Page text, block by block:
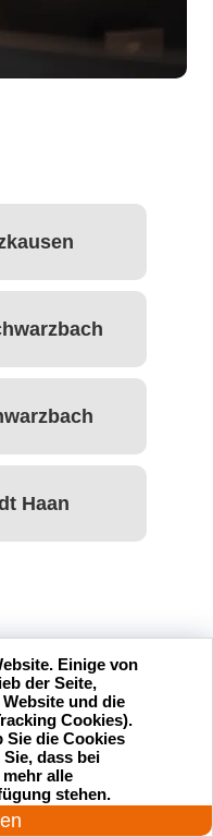
Haan
mich ausgesperrt und
Einige von
der Seite,
und die
Cookies).
Sie die Cookies
dass bei
alle
stehen.